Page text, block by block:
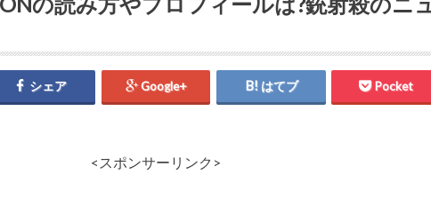
シェア Google+ はてブ Pocket
<スポンサーリンク>